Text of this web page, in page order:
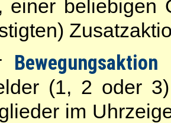
einer beliebigen
Bewegungsaktion
(1, 2 oder
im